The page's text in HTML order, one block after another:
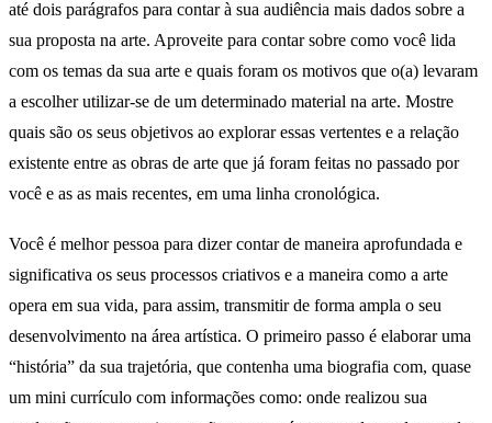
até dois parágrafos para contar à sua audiência mais dados sobre a
sua proposta na arte. Aproveite para contar sobre como você lida
com os temas da sua arte e quais foram os motivos que o(a) levaram
a escolher utilizar-se de um determinado material na arte. Mostre
quais são os seus objetivos ao explorar essas vertentes e a relação
existente entre as obras de arte que já foram feitas no passado por
você e as as mais recentes, em uma linha cronológica.
Você é melhor pessoa para dizer contar de maneira aprofundada e
significativa os seus processos criativos e a maneira como a arte
opera em sua vida, para assim, transmitir de forma ampla o seu
desenvolvimento na área artística. O primeiro passo é elaborar uma
“história” da sua trajetória, que contenha uma biografia com, quase
um mini currículo com informações como: onde realizou sua